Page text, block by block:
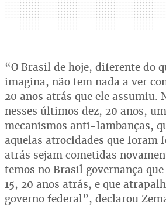
“O Brasil de hoje, diferente do
imagina, não tem nada a ver
20 anos atrás que ele assumiu.
nesses últimos dez, 20 anos,
mecanismos anti-lambanças,
aquelas atrocidades que foram
atrás sejam cometidas
temos no Brasil governança
15, 20 anos atrás, e que
governo federal”, declarou